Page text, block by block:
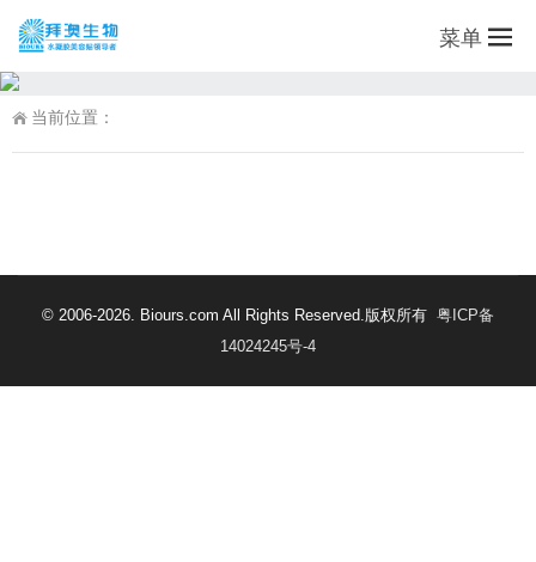
菜单
当前位置：
© 2006-2026. Biours.com All Rights Reserved.版权所有 粤ICP备
14024245号-4